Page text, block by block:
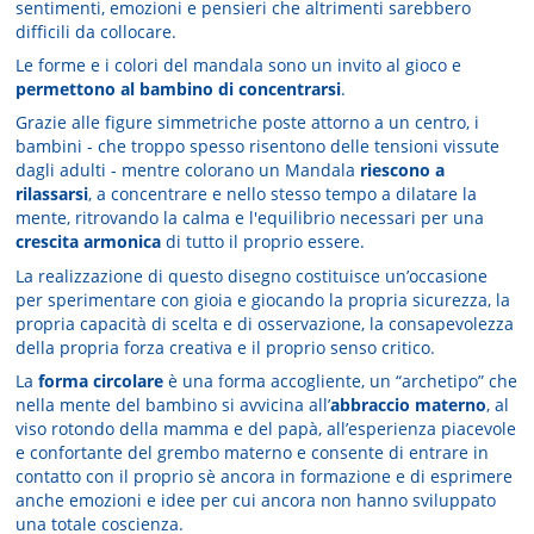
sentimenti, emozioni e pensieri che altrimenti sarebbero
difficili da collocare.
Le forme e i colori del mandala sono un invito al gioco e
permettono al bambino di concentrarsi.
Grazie alle figure simmetriche poste attorno a un centro, i
bambini - che troppo spesso risentono delle tensioni vissute
dagli adulti - mentre colorano un Mandala riescono a
rilassarsi, a concentrare e nello stesso tempo a dilatare la
mente, ritrovando la calma e l'equilibrio necessari per una
crescita armonica di tutto il proprio essere.
La realizzazione di questo disegno costituisce un’occasione
per sperimentare con gioia e giocando la propria sicurezza, la
propria capacità di scelta e di osservazione, la consapevolezza
della propria forza creativa e il proprio senso critico.
Laforma circolare è una forma accogliente, un “archetipo” che
nella mente del bambino si avvicina all’abbraccio materno, al
viso rotondo della mamma e del papà, all’esperienza piacevole
e confortante del grembo materno e consente di entrare in
contatto con il proprio sè ancora in formazione e di esprimere
anche emozioni e idee per cui ancora non hanno sviluppato
una totale coscienza.